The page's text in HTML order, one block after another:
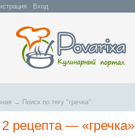
Вход
→ Поиск по тегу "гречка"
2 рецепта — «гречка»